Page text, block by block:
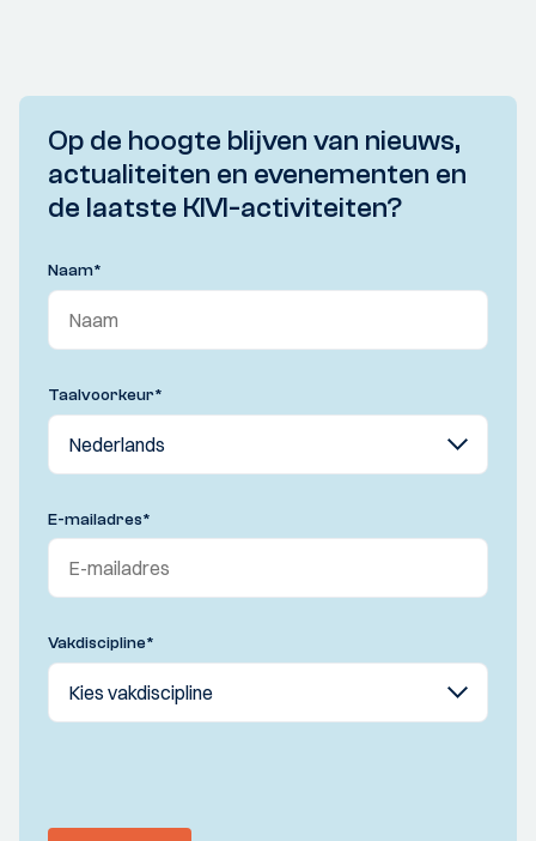
Op de hoogte blijven van nieuws,
actualiteiten en evenementen en
de laatste KIVI-activiteiten?
Naam*
Taalvoorkeur*
E-mailadres*
Vakdiscipline*